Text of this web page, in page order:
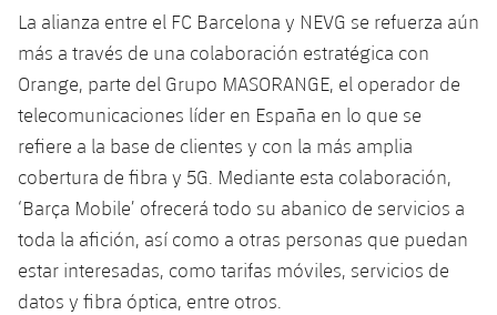
SUB9 B
SUB8 A
Historia
Palmarés
Mini
Clasificaciones
Jugadores
Fotos
Palmarés
Clasificaciones
Jugadores
Fotos
Cadete A
Cadete B
Infantil A
Infantil B
Actualidad
Calendario
Entradas
Resultados
Clasificaciones
Barça Atlètic
plusicon
más
Actualidad
Calendario
Resultados
Jugadores
Base
plusicon
más
Actualidad
Juvenil
Cadete
Campus Verano
PLUSICON
MÁS
Primer equipo
plusicon
más
La alianza entre el FC Barcelona y NEVG se refuerza aún
más a través de una colaboración estratégica con
Orange, parte del Grupo MASORANGE, el operador de
telecomunicaciones líder en España en lo que se
refiere a la base de clientes y con la más amplia
cobertura de fibra y 5G. Mediante esta colaboración,
‘Barça Mobile’ ofrecerá todo su abanico de servicios a
toda la afición, así como a otras personas que puedan
estar interesadas, como tarifas móviles, servicios de
datos y fibra óptica, entre otros.